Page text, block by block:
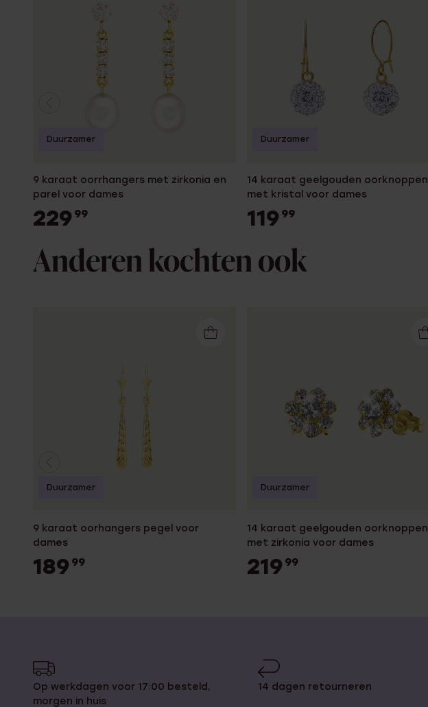
9 karaat oorrhangers met zirkonia en
parel voor dames
229 99
Duurzamer
14 karaat geelgouden oorknoppen
met kristal voor dames
119 99
Duurzamer
Anderen kochten ook
9 karaat oorhangers pegel voor
dames
189 99
Duurzamer
14 karaat geelgouden oorknoppen
met zirkonia voor dames
219 99
Duurzamer
Op werkdagen voor 17:00 besteld,
morgen in huis
14 dagen retourneren